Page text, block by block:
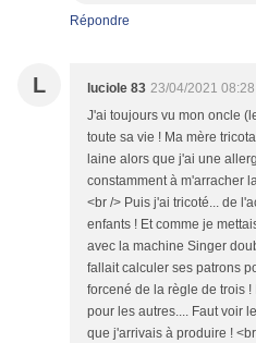
Répondre
L luciole 83 23/04/2021 08:28
J'ai toujours vu mon oncle
toute sa vie ! Ma mère
laine alors que j'ai une
constamment à m'arracher
<br /> Puis j'ai tricoté... de
enfants ! Et comme je
avec la machine Singer
fallait calculer ses patrons
forcené de la règle de trois
pour les autres.... Faut voir
que j'arrivais à produire !